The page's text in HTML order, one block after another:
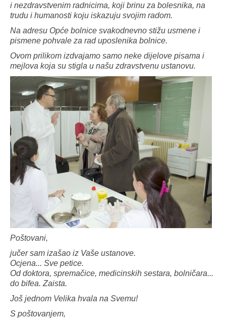
i nezdravstvenim radnicima, koji brinu za bolesnika, na
trudu i humanosti koju iskazuju svojim radom.
Na adresu Opće bolnice svakodnevno stižu usmene i
pismene pohvale za rad uposlenika bolnice.
Ovom prilikom izdvajamo samo neke dijelove pisama i
mejlova koja su stigla u našu zdravstvenu ustanovu.
Poštovani,
jučer sam izašao iz Vaše ustanove.
Ocjena... Sve petice.
Od doktora, spremačice, medicinskih sestara, bolničara...
do bifea. Zaista.
Još jednom Velika hvala na Svemu!
S poštovanjem,